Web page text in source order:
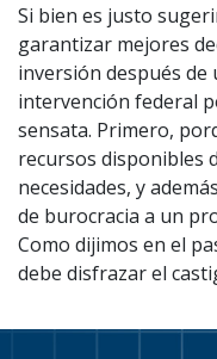
Si bien es justo
garantizar mejores
inversión después
intervención federal
sensata. Primero,
recursos disponibles
necesidades, y
de burocracia a un
Como dijimos en el
debe disfrazar el